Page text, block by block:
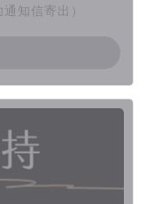
知信寄出）